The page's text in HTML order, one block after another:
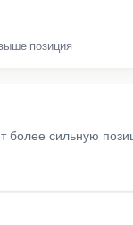
позиция
более сильную